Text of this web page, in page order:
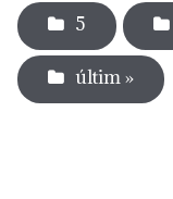
5
últim »